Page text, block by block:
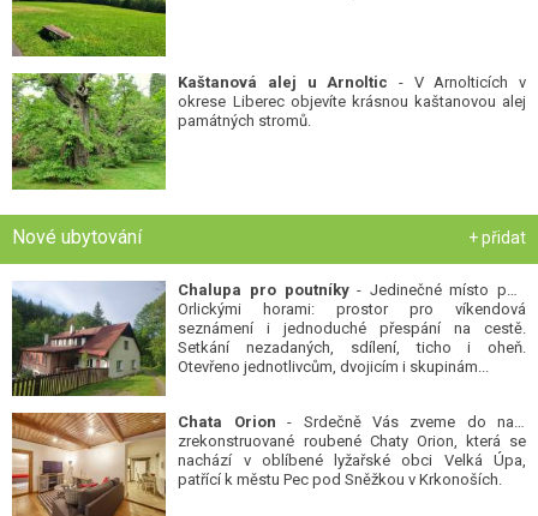
Kaštanová alej u Arnoltic - V Arnolticích v
okrese Liberec objevíte krásnou kaštanovou alej
památných stromů.
Nové ubytování + přidat
Chalupa pro poutníky- Jedinečné místo pod
Orlickými horami: prostor pro víkendová
seznámení i jednoduché přespání na cestě.
Setkání nezadaných, sdílení, ticho i oheň.
Otevřeno jednotlivcům, dvojicím i skupinám...
Chata Orion - Srdečně Vás zveme do naší
zrekonstruované roubené Chaty Orion, která se
nachází v oblíbené lyžařské obci Velká Úpa,
patřící k městu Pec pod Sněžkou v Krkonoších.